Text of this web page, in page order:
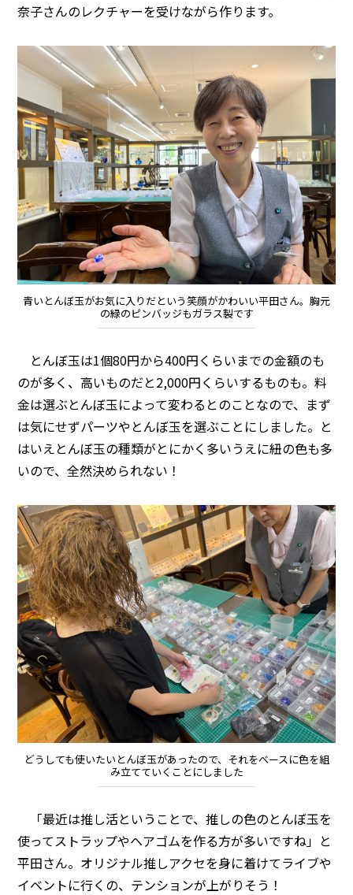
奈子さんのレクチャーを受けながら作ります。
青いとんぼ玉がお気に入りだという笑顔がかわいい平田さん。胸元
の緑のピンバッジもガラス製です
とんぼ玉は1個80円から400円くらいまでの金額のも
のが多く、高いものだと2,000円くらいするものも。料
金は選ぶとんぼ玉によって変わるとのことなので、まず
は気にせずパーツやとんぼ玉を選ぶことにしました。と
はいえとんぼ玉の種類がとにかく多いうえに紐の色も多
いので、全然決められない！
どうしても使いたいとんぼ玉があったので、それをベースに色を組
み立てていくことにしました
「最近は推し活ということで、推しの色のとんぼ玉を
使ってストラップやヘアゴムを作る方が多いですね」と
平田さん。オリジナル推しアクセを身に着けてライブや
イベントに行くの、テンションが上がりそう！